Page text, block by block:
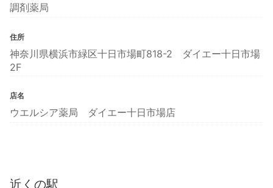
調剤薬局
住所
神奈川県横浜市緑区十日市場町818-2 ダイエー十日市場
2F
店名
ウエルシア薬局 ダイエー十日市場店
近くの駅